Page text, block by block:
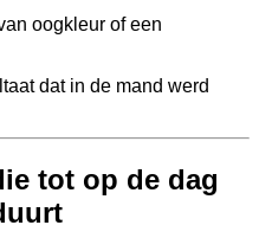
oogkleur of een
dat in de mand werd
tot op de dag